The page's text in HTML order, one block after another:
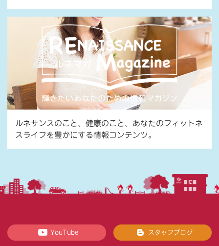
ルネサンスのこと、健康のこと、あなたのフィットネ
スライフを豊かにする情報コンテンツ。
YouTube スタッフブログ